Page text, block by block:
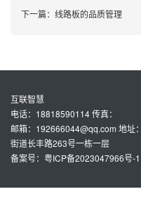
下一篇： 线路板的品质管理
互联智慧
电话：18818590114 传真：
邮箱：192666044@qq.com 地址
街道长丰路263号一栋一层
备案号：粤ICP备2023047966号-1